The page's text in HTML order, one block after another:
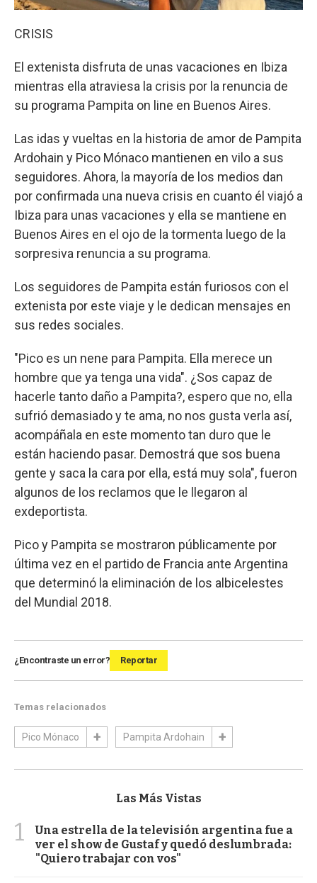
CRISIS
El extenista disfruta de unas vacaciones en Ibiza
mientras ella atraviesa la crisis por la renuncia de
su programa Pampita on line en Buenos Aires.
Las idas y vueltas en la historia de amor de Pampita
Ardohain y Pico Mónaco mantienen en vilo a sus
seguidores. Ahora, la mayoría de los medios dan
por confirmada una nueva crisis en cuanto él viajó a
Ibiza para unas vacaciones y ella se mantiene en
Buenos Aires en el ojo de la tormenta luego de la
sorpresiva renuncia a su programa.
Los seguidores de Pampita están furiosos con el
extenista por este viaje y le dedican mensajes en
sus redes sociales.
"Pico es un nene para Pampita. Ella merece un
hombre que ya tenga una vida". ¿Sos capaz de
hacerle tanto daño a Pampita?, espero que no, ella
sufrió demasiado y te ama, no nos gusta verla así,
acompáñala en este momento tan duro que le
están haciendo pasar. Demostrá que sos buena
gente y saca la cara por ella, está muy sola", fueron
algunos de los reclamos que le llegaron al
exdeportista.
Pico y Pampita se mostraron públicamente por
última vez en el partido de Francia ante Argentina
que determinó la eliminación de los albicelestes
del Mundial 2018.
¿Encontraste un error? Reportar
Temas relacionados
Pico Mónaco Pampita Ardohain
Las Más Vistas
1
Una estrella de la televisión argentina fue a
ver el show de Gustaf y quedó deslumbrada:
"Quiero trabajar con vos"